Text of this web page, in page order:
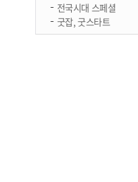
전국시대 스페셜
굿잡, 굿스타트